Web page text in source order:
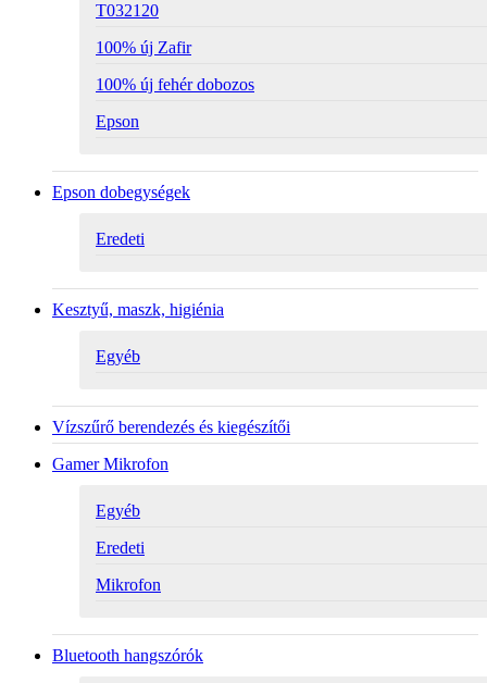
T032120
100% új Zafir
100% új fehér dobozos
Epson
Epson dobegységek
Eredeti
Kesztyű, maszk, higiénia
Egyéb
Vízszűrő berendezés és kiegészítői
Gamer Mikrofon
Egyéb
Eredeti
Mikrofon
Bluetooth hangszórók